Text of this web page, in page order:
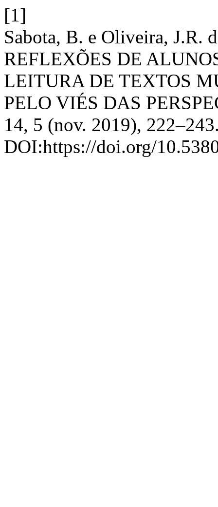
[1]
Sabota, B. e Oliveira, J.R.
REFLEXÕES DE
LEITURA DE TEXTOS
PELO VIÉS DAS
14, 5 (nov. 2019),
DOI:https://doi.org/